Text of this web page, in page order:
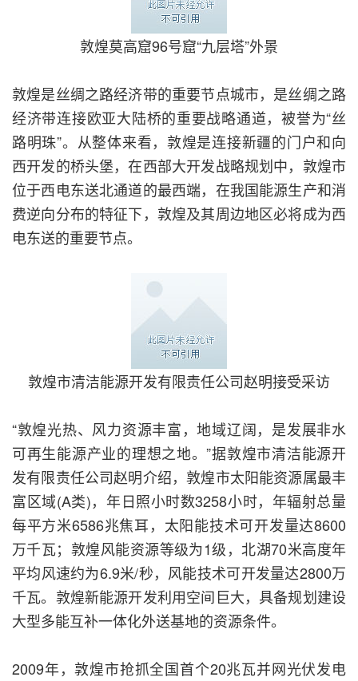
敦煌莫高窟96号窟“九层塔”外景
敦煌是丝绸之路经济带的重要节点城市，是丝绸之路
经济带连接欧亚大陆桥的重要战略通道，被誉为“丝
路明珠”。从整体来看，敦煌是连接新疆的门户和向
西开发的桥头堡，在西部大开发战略规划中，敦煌市
位于西电东送北通道的最西端，在我国能源生产和消
费逆向分布的特征下，敦煌及其周边地区必将成为西
电东送的重要节点。
敦煌市清洁能源开发有限责任公司赵明接受采访
“敦煌光热、风力资源丰富，地域辽阔，是发展非水
可再生能源产业的理想之地。”据敦煌市清洁能源开
发有限责任公司赵明介绍，敦煌市太阳能资源属最丰
富区域(A类)，年日照小时数3258小时，年辐射总量
每平方米6586兆焦耳，太阳能技术可开发量达8600
万千瓦；敦煌风能资源等级为1级，北湖70米高度年
平均风速约为6.9米/秒，风能技术可开发量达2800万
千瓦。敦煌新能源开发利用空间巨大，具备规划建设
大型多能互补一体化外送基地的资源条件。
2009年，敦煌市抢抓全国首个20兆瓦并网光伏发电